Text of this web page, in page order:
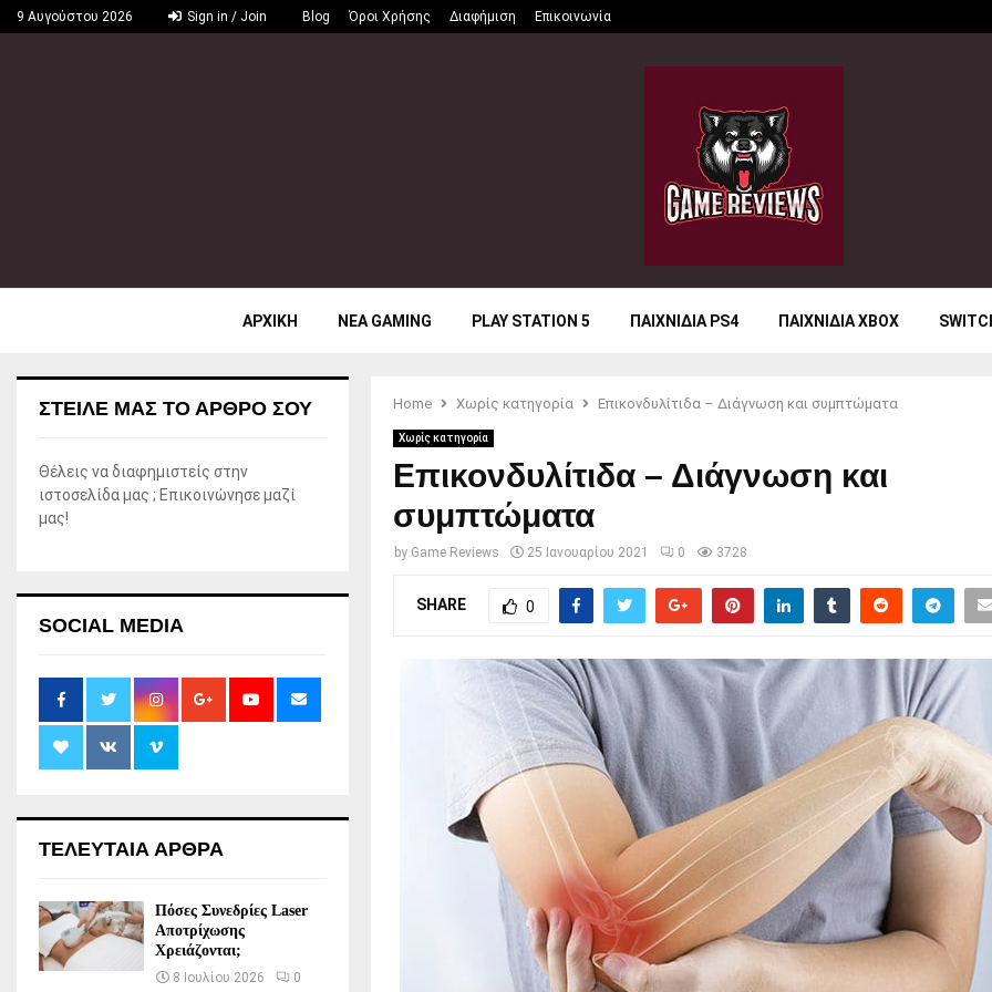
9 Αυγούστου 2026 Sign in / Join Blog Όροι Χρήσης Διαφήμιση Επικοινωνία
ΑΡΧΙΚΗ ΝΕΑ GAMING PLAY STATION 5 ΠΑΙΧΝΙΔΙΑ PS4 ΠΑΙΧΝΙΔΙΑ XBOX
Home Χωρίς κατηγορία Επικονδυλίτιδα – Διάγνωση και συμπτώματα
Χωρίς κατηγορία
Επικονδυλίτιδα – Διάγνωση και
συμπτώματα
by Game Reviews 25 Ιανουαρίου 2021 0 3728
SHARE 0
ΣΤΕΊΛΕ ΜΑΣ ΤΟ ΆΡΘΡΟ ΣΟΥ
Θέλεις να διαφημιστείς στην
ιστοσελίδα μας ; Επικοινώνησε μαζί
μας!
SOCIAL MEDIA
ΤΕΛΕΥΤΑΙΑ ΑΡΘΡΑ
Πόσες Συνεδρίες Laser
Αποτρίχωσης
Χρειάζονται;
8 Ιουλίου 2026 0